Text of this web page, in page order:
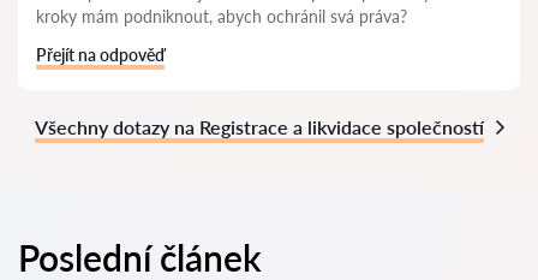
kroky mám podniknout, abych ochránil svá práva?
Přejít na odpověď
Všechny dotazy na Registrace a likvidace společností
Poslední článek